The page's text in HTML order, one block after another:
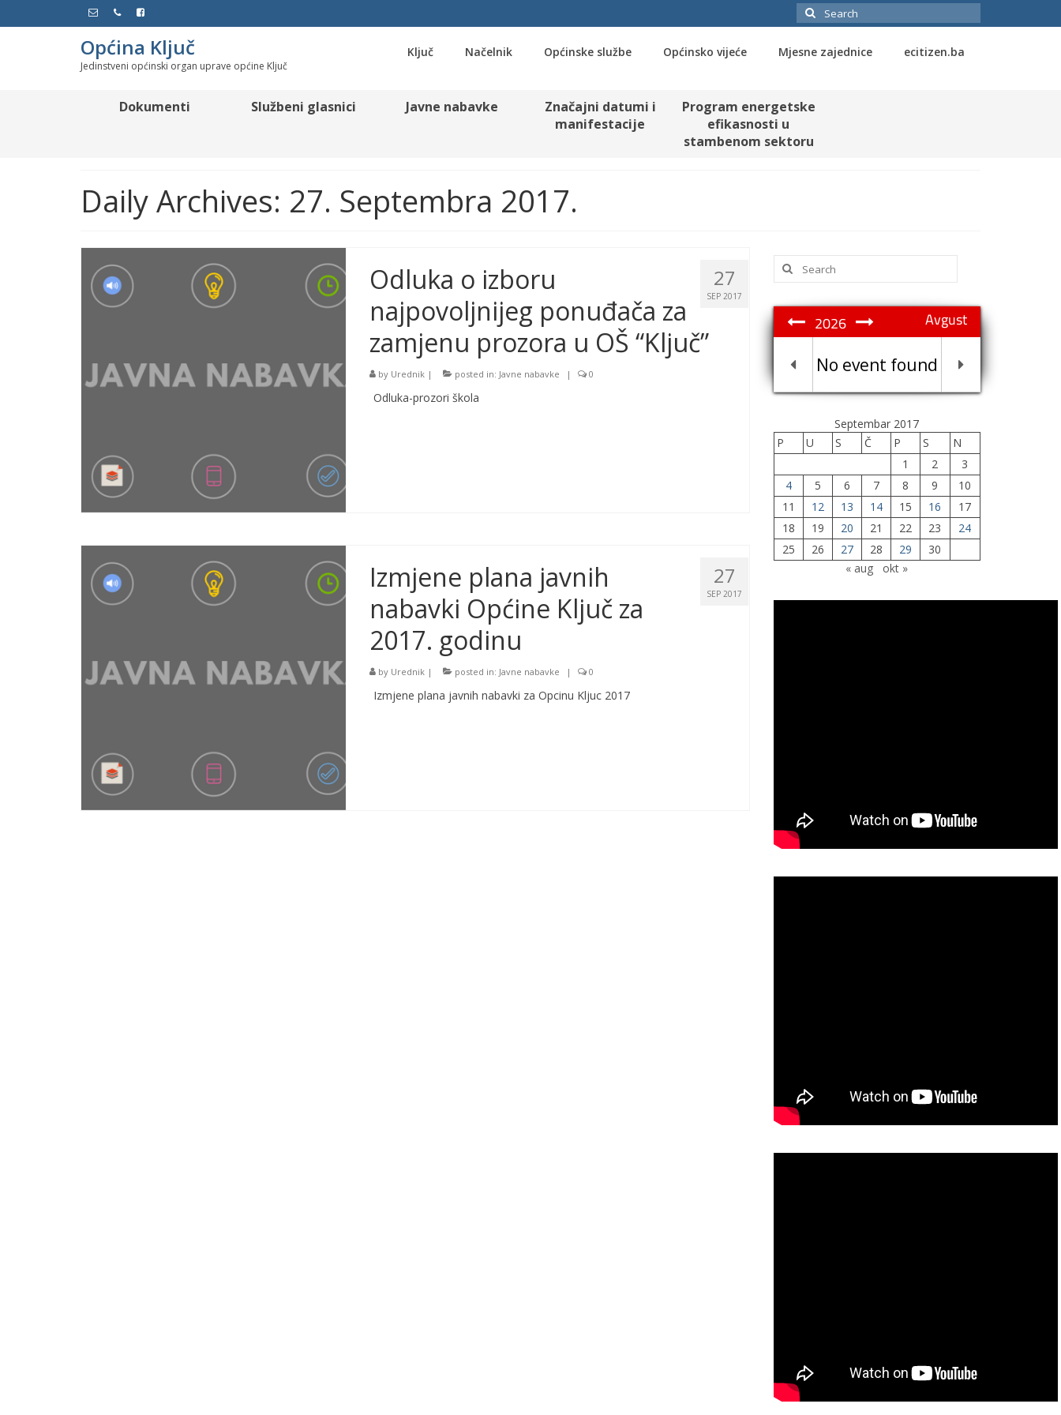
Search
for:
Općina Ključ
Jedinstveni općinski organ uprave općine Ključ
Ključ Načelnik Općinske službe Općinsko vijeće Mjesne zajednice ecitizen.ba
Dokumenti Službeni glasnici Javne nabavke
Značajni datumi i
manifestacije
Program energetske
efikasnosti u
stambenom sektoru
Daily Archives: 27. Septembra 2017.
27
SEP 2017
Odluka o izboru
najpovoljnijeg ponuđača za
zamjenu prozora u OŠ “Ključ”
by Urednik| posted in: Javne nabavke | 0
Odluka-prozori škola
27
SEP 2017
Izmjene plana javnih
nabavki Općine Ključ za
2017. godinu
by Urednik| posted in: Javne nabavke | 0
Izmjene plana javnih nabavki za Opcinu Kljuc 2017
Search
for:
Avgust
2026
No event found
Septembar 2017
P
U S Č P S
N
1
2
3
4
5 6 7 8 9
10
11
12 13 14 15 16
17
18
19 20 21 22 23
24
25
26 27 28 29
30
« aug
okt »